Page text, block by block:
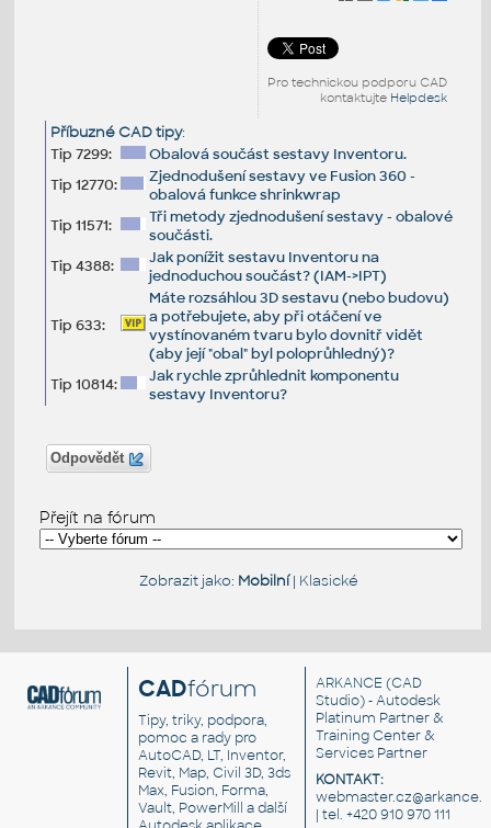
Pro technickou podporu CAD
kontaktujte Helpdesk
Příbuzné CAD tipy:
Tip 7299:
Obalová součást sestavy Inventoru.
Tip 12770:
Zjednodušení sestavy ve Fusion 360 -
obalová funkce shrinkwrap
Tip 11571:
Tři metody zjednodušení sestavy - obalové
součásti.
Tip 4388:
Jak ponížit sestavu Inventoru na
jednoduchou součást? (IAM->IPT)
Tip 633:
Máte rozsáhlou 3D sestavu (nebo budovu)
a potřebujete, aby při otáčení ve
vystínovaném tvaru bylo dovnitř vidět
(aby její "obal" byl poloprůhledný)?
Tip 10814:
Jak rychle zprůhlednit komponentu
sestavy Inventoru?
Odpovědět
Přejít na fórum
Zobrazit jako: Mobilní| Klasické
CADfórum
Tipy, triky, podpora,
pomoc a rady pro
AutoCAD, LT, Inventor,
Revit, Map, Civil 3D, 3ds
Max, Fusion, Forma,
Vault, PowerMill a další
ARKANCE (CAD
Studio) - Autodesk
Platinum Partner &
Training Center &
Services Partner
KONTAKT:
| tel. +420 910 970 111